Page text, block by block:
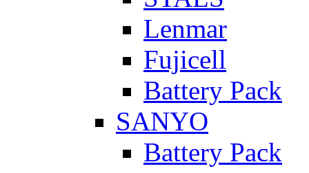
Lenmar
Fujicell
Battery Pack
SANYO
Battery Pack